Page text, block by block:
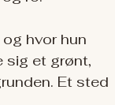
hvor hun
sig et grønt,
Et sted